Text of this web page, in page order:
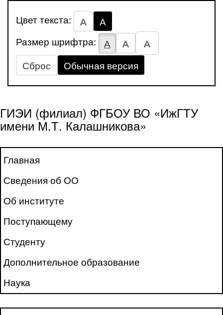
Цвет текста: А
А
Размер шрифтра:
А А
А
Сброс
Обычная версия
ГИЭИ (филиал) ФГБОУ ВО «ИжГТУ
имени М.Т. Калашникова»
Главная
Сведения об ОО
Об институте
Поступающему
Студенту
Дополнительное образование
Наука